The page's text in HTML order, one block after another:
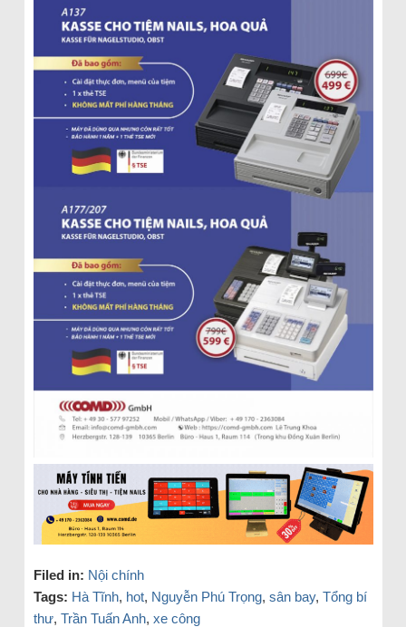
Filed in: Nội chính
Tags: Hà Tĩnh, hot, Nguyễn Phú Trọng, sân bay, Tổng bí
thư, Trần Tuấn Anh, xe công